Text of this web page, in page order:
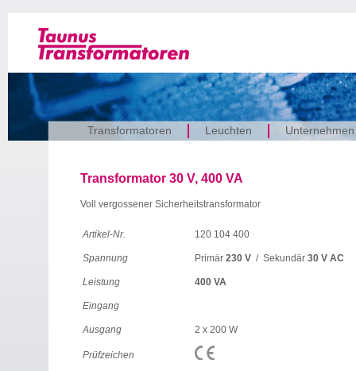
Transformatoren Leuchten Unternehmen
Transformator 30 V, 400 VA
Voll vergossener Sicherheitstransformator
Artikel-Nr. 120 104 400
Spannung Primär 230 V / Sekundär 30 V AC
Leistung 400 VA
Eingang
Ausgang 2 x 200 W
Prüfzeichen